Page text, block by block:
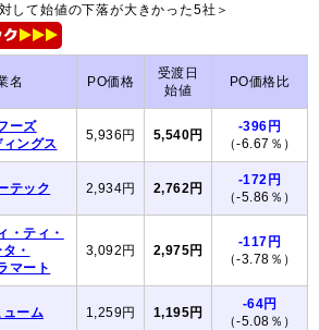
して始値の下落が大きかった5社＞
名 PO価格
受渡日
始値
PO価格比
ーズ
ングス
5,936円 5,540円
-396円
（-6.67％）
テック 2,934円 2,762円
-172円
（-5.86％）
・ティ・
・
マート
3,092円 2,975円
-117円
（-3.78％）
ューム 1,259円 1,195円
-64円
（-5.08％）